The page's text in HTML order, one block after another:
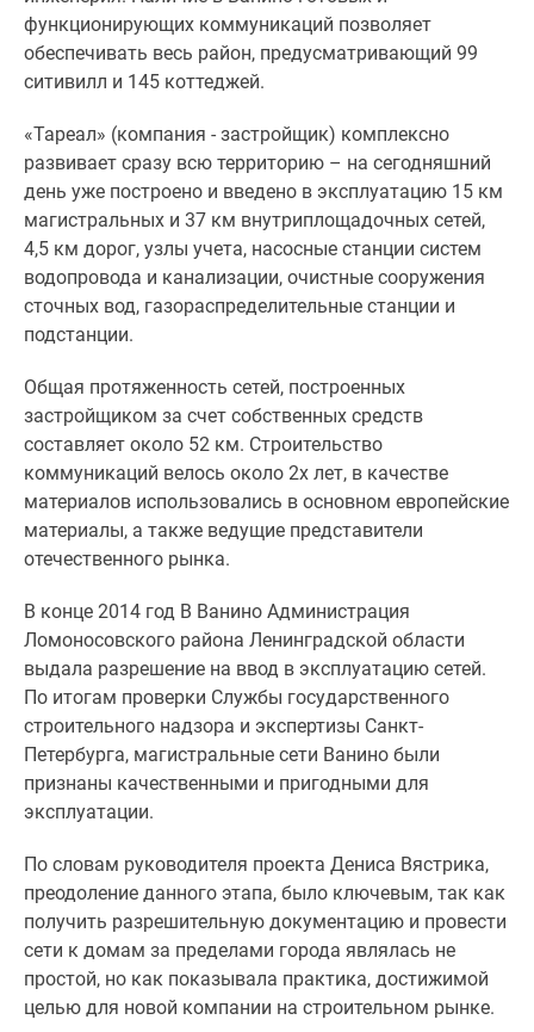
карте
комнатные
более
Готовые
новостройки
комнатные
Военная
ипотека
Покупателю
Санкт-
Петербурга
Видеообзор
новостроек
Семейная
ипотека
Аналитика
Панорамы
новостроек
комнатные
Субсидированная
застройщиком
Мнение
эксперта
Ипотечный
калькулятор
Новости
недвижимости
Новостройки
Ленинградской
функционирующих коммуникаций позволяет
обеспечивать весь район, предусматривающий 99
ситивилл и 145 коттеджей.
«Тареал» (компания - застройщик) комплексно
развивает сразу всю территорию – на сегодняшний
день уже построено и введено в эксплуатацию 15 км
магистральных и 37 км внутриплощадочных сетей,
4,5 км дорог, узлы учета, насосные станции систем
водопровода и канализации, очистные сооружения
сточных вод, газораспределительные станции и
подстанции.
Общая протяженность сетей, построенных
застройщиком за счет собственных средств
составляет около 52 км. Строительство
коммуникаций велось около 2х лет, в качестве
материалов использовались в основном европейские
материалы, а также ведущие представители
отечественного рынка.
В конце 2014 год В Ванино Администрация
Ломоносовского района Ленинградской области
выдала разрешение на ввод в эксплуатацию сетей.
По итогам проверки Службы государственного
строительного надзора и экспертизы Санкт-
Петербурга, магистральные сети Ванино были
признаны качественными и пригодными для
эксплуатации.
По словам руководителя проекта Дениса Вястрика,
преодоление данного этапа, было ключевым, так как
получить разрешительную документацию и провести
сети к домам за пределами города являлась не
простой, но как показывала практика, достижимой
целью для новой компании на строительном рынке.